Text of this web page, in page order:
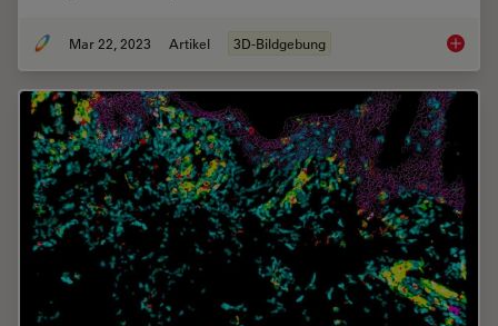
Mar 22, 2023 Artikel 3D-Bildgebung Going